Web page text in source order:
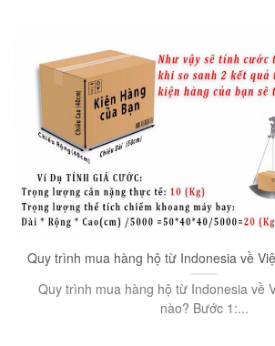
Quy trình mua hàng hộ từ Indonesia về
Quy trình mua hàng hộ từ Indonesia về
nào? Bước 1:...